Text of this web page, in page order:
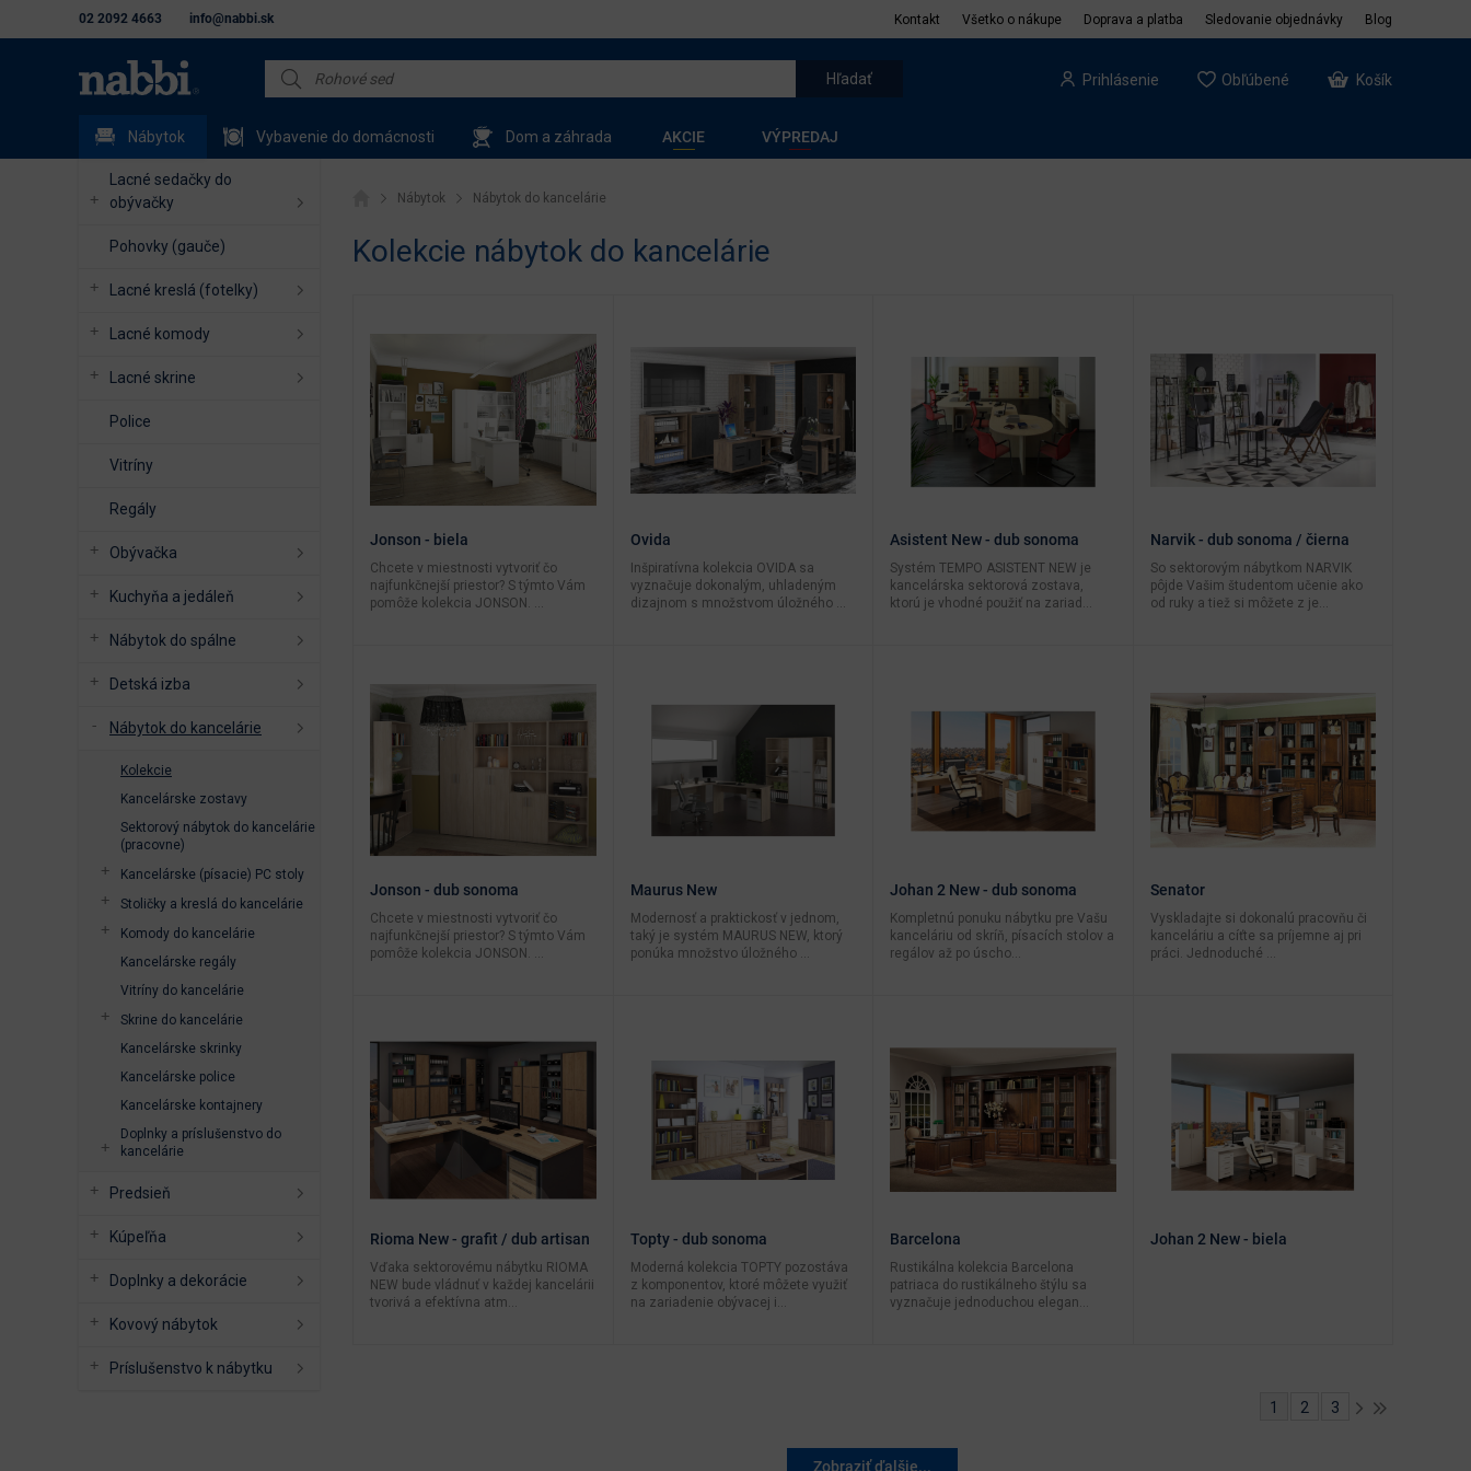
02 2092 4663 info@nabbi.sk Kontakt Všetko o nákupe Doprava a platba Sledovanie objednávky Blog
Prihlásenie Obľúbené Košík
Nábytok Vybavenie do domácnosti Dom a záhrada AKCIE VÝPREDAJ
Nábytok Nábytok do kancelárie
Kolekcie nábytok do kancelárie
Jonson - biela
Chcete v miestnosti vytvoriť čo
najfunkčnejší priestor? S týmto Vám
pomôže kolekcia JONSON. ...
Ovida
Inšpiratívna kolekcia OVIDA sa
vyznačuje dokonalým, uhladeným
dizajnom s množstvom úložného ...
Asistent New - dub sonoma
Systém TEMPO ASISTENT NEW je
kancelárska sektorová zostava,
ktorú je vhodné použiť na zariad...
Narvik - dub sonoma / čierna
So sektorovým nábytkom NARVIK
pôjde Vašim študentom učenie ako
od ruky a tiež si môžete z je...
Jonson - dub sonoma
Chcete v miestnosti vytvoriť čo
najfunkčnejší priestor? S týmto Vám
pomôže kolekcia JONSON. ...
Maurus New
Modernosť a praktickosť v jednom,
taký je systém MAURUS NEW, ktorý
ponúka množstvo úložného ...
Johan 2 New - dub sonoma
Kompletnú ponuku nábytku pre Vašu
kanceláriu od skríň, písacích stolov a
regálov až po úscho...
Senator
Vyskladajte si dokonalú pracovňu či
kanceláriu a cíťte sa príjemne aj pri
práci. Jednoduché ...
Rioma New - grafit / dub artisan
Vďaka sektorovému nábytku RIOMA
NEW bude vládnuť v každej kancelárii
tvorivá a efektívna atm...
Topty - dub sonoma
Moderná kolekcia TOPTY pozostáva
z komponentov, ktoré môžete využiť
na zariadenie obývacej i...
Barcelona
Rustikálna kolekcia Barcelona
patriaca do rustikálneho štýlu sa
vyznačuje jednoduchou elegan...
Johan 2 New - biela
1 2 3
Zobraziť ďalšie...
Lacné sedačky do
obývačky
Pohovky (gauče)
Lacné kreslá (fotelky)
Lacné komody
Lacné skrine
Police
Vitríny
Regály
Obývačka
Kuchyňa a jedáleň
Nábytok do spálne
Detská izba
Nábytok do kancelárie
Kolekcie
Kancelárske zostavy
Sektorový nábytok do kancelárie
(pracovne)
Kancelárske (písacie) PC stoly
Stoličky a kreslá do kancelárie
Komody do kancelárie
Kancelárske regály
Vitríny do kancelárie
Skrine do kancelárie
Kancelárske skrinky
Kancelárske police
Kancelárske kontajnery
Doplnky a príslušenstvo do
kancelárie
Predsieň
Kúpeľňa
Doplnky a dekorácie
Kovový nábytok
Príslušenstvo k nábytku